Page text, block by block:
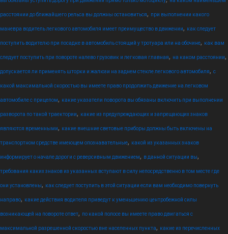
расстоянии до ближайшего рельса вы должны остановиться, при выполнении какого
маневра водитель легкового автомобиля имеет преимущество в движении, как следует
поступить водителю при посадке в автомобиль стоящий у тротуара или на обочине, как вам
следует поступить при повороте налево грузовик и легковая главная, на каком расстоянии,
допускается ли применять шторки и жалюзи на заднем стекле легкового автомобиля, с
какой максимальной скоростью вы имеете право продолжить движение на легковом
автомобиле с прицепом, какие указатели поворота вы обязаны включить при выполнении
разворота по такой траектории, какие из предупреждающих и запрещающих знаков
являются временными, какие внешние световые приборы должны быть включены на
транспортном средстве имеющем опознавательные, какой из указанных знаков
информирует о начале дороги с реверсивным движением, в данной ситуации вы,
требования каких знаков из указанных вступают в силу непосредственно в том месте где
они установлены, как следует поступить в этой ситуации если вам необходимо повернуть
направо, какие действия водителя приведут к уменьшению центробежной силы
возникающей на повороте ответ, по какой полосе вы имеете право двигаться с
максимальной разрешенной скоростью вне населенных пункта, какие из перечисленных